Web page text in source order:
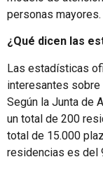
personas mayores.
¿Qué dicen las
Las estadísticas
interesantes sobre
Según la Junta de
un total de 200
total de 15.000
residencias es del